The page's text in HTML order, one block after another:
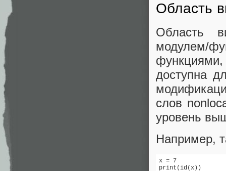
Область
Область
модулем/
доступна
слов
уровень
Например,
x = 7
print(id(x))